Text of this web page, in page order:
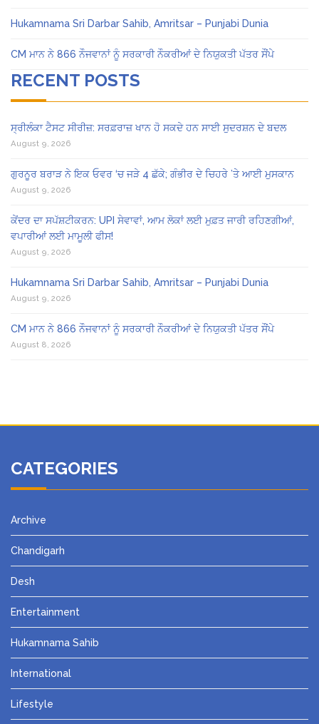
Hukamnama Sri Darbar Sahib, Amritsar – Punjabi Dunia
CM ਮਾਨ ਨੇ 866 ਨੌਜਵਾਨਾਂ ਨੂੰ ਸਰਕਾਰੀ ਨੌਕਰੀਆਂ ਦੇ ਨਿਯੁਕਤੀ ਪੱਤਰ ਸੌਂਪੇ
RECENT POSTS
ਸ੍ਰੀਲੰਕਾ ਟੈਸਟ ਸੀਰੀਜ਼: ਸਰਫ਼ਰਾਜ਼ ਖਾਨ ਹੋ ਸਕਦੇ ਹਨ ਸਾਈ ਸੁਦਰਸ਼ਨ ਦੇ ਬਦਲ
August 9, 2026
ਗੁਰਨੂਰ ਬਰਾੜ ਨੇ ਇਕ ਓਵਰ ‘ਚ ਜੜੇ 4 ਛੱਕੇ; ਗੰਭੀਰ ਦੇ ਚਿਹਰੇ ’ਤੇ ਆਈ ਮੁਸਕਾਨ
August 9, 2026
ਕੇਂਦਰ ਦਾ ਸਪੱਸ਼ਟੀਕਰਨ: UPI ਸੇਵਾਵਾਂ, ਆਮ ਲੋਕਾਂ ਲਈ ਮੁਫ਼ਤ ਜਾਰੀ ਰਹਿਣਗੀਆਂ,
ਵਪਾਰੀਆਂ ਲਈ ਮਾਮੂਲੀ ਫੀਸ!
August 9, 2026
Hukamnama Sri Darbar Sahib, Amritsar – Punjabi Dunia
August 9, 2026
CM ਮਾਨ ਨੇ 866 ਨੌਜਵਾਨਾਂ ਨੂੰ ਸਰਕਾਰੀ ਨੌਕਰੀਆਂ ਦੇ ਨਿਯੁਕਤੀ ਪੱਤਰ ਸੌਂਪੇ
August 8, 2026
CATEGORIES
Archive
Chandigarh
Desh
Entertainment
Hukamnama Sahib
International
Lifestyle